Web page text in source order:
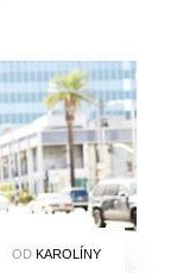
OD KAROLÍNY